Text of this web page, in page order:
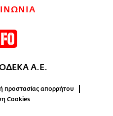
Α.Ε.
προστασίας απορρήτου
Cookies